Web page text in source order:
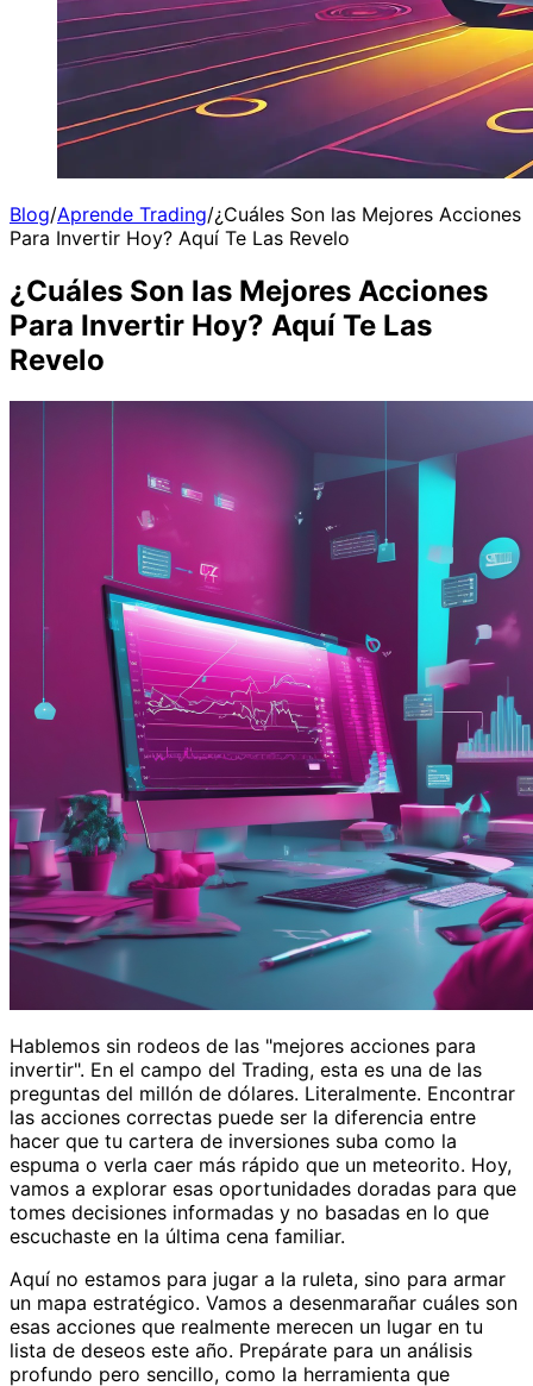
Blog/Aprende Trading/¿Cuáles Son las Mejores Acciones
Para Invertir Hoy? Aquí Te Las Revelo
¿Cuáles Son las Mejores Acciones
Para Invertir Hoy? Aquí Te Las
Revelo
Hablemos sin rodeos de las "mejores acciones para
invertir". En el campo del Trading, esta es una de las
preguntas del millón de dólares. Literalmente. Encontrar
las acciones correctas puede ser la diferencia entre
hacer que tu cartera de inversiones suba como la
espuma o verla caer más rápido que un meteorito. Hoy,
vamos a explorar esas oportunidades doradas para que
tomes decisiones informadas y no basadas en lo que
escuchaste en la última cena familiar.
Aquí no estamos para jugar a la ruleta, sino para armar
un mapa estratégico. Vamos a desenmarañar cuáles son
esas acciones que realmente merecen un lugar en tu
lista de deseos este año. Prepárate para un análisis
profundo pero sencillo, como la herramienta que